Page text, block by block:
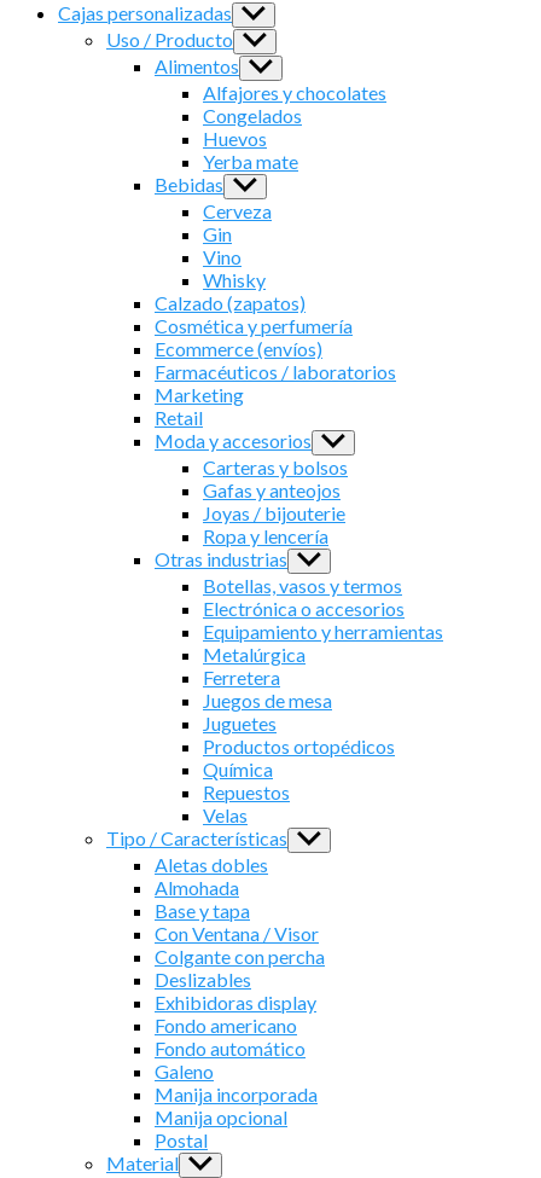
Cajas personalizadas Show
sub
menu
Uso / Producto Show
sub
menu
Alimentos Show
sub
menu
Alfajores y chocolates
Congelados
Huevos
Yerba mate
Bebidas Show
sub
menu
Cerveza
Gin
Vino
Whisky
Calzado (zapatos)
Cosmética y perfumería
Ecommerce (envíos)
Farmacéuticos / laboratorios
Marketing
Retail
Moda y accesorios Show
sub
menu
Carteras y bolsos
Gafas y anteojos
Joyas / bijouterie
Ropa y lencería
Otras industrias Show
sub
menu
Botellas, vasos y termos
Electrónica o accesorios
Equipamiento y herramientas
Metalúrgica
Ferretera
Juegos de mesa
Juguetes
Productos ortopédicos
Química
Repuestos
Velas
Tipo / Características Show
sub
Aletas dobles
Almohada
Base y tapa
Con Ventana / Visor
Colgante con percha
Deslizables
Exhibidoras display
Fondo americano
Fondo automático
Galeno
Manija incorporada
Manija opcional
Postal
Material Show